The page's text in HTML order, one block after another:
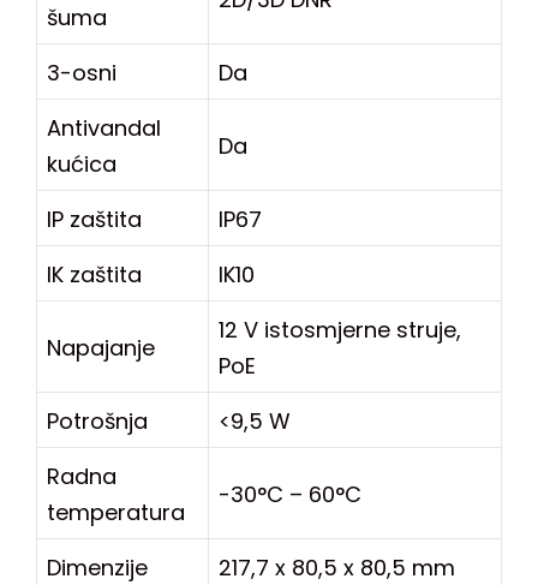
šuma
3-osni
Da
Antivandal
kućica
Da
IP zaštita
IP67
IK zaštita
IK10
Napajanje
12 V istosmjerne struje,
PoE
Potrošnja
<9,5 W
Radna
temperatura
-30°C – 60°C
Dimenzije
217,7 x 80,5 x 80,5 mm